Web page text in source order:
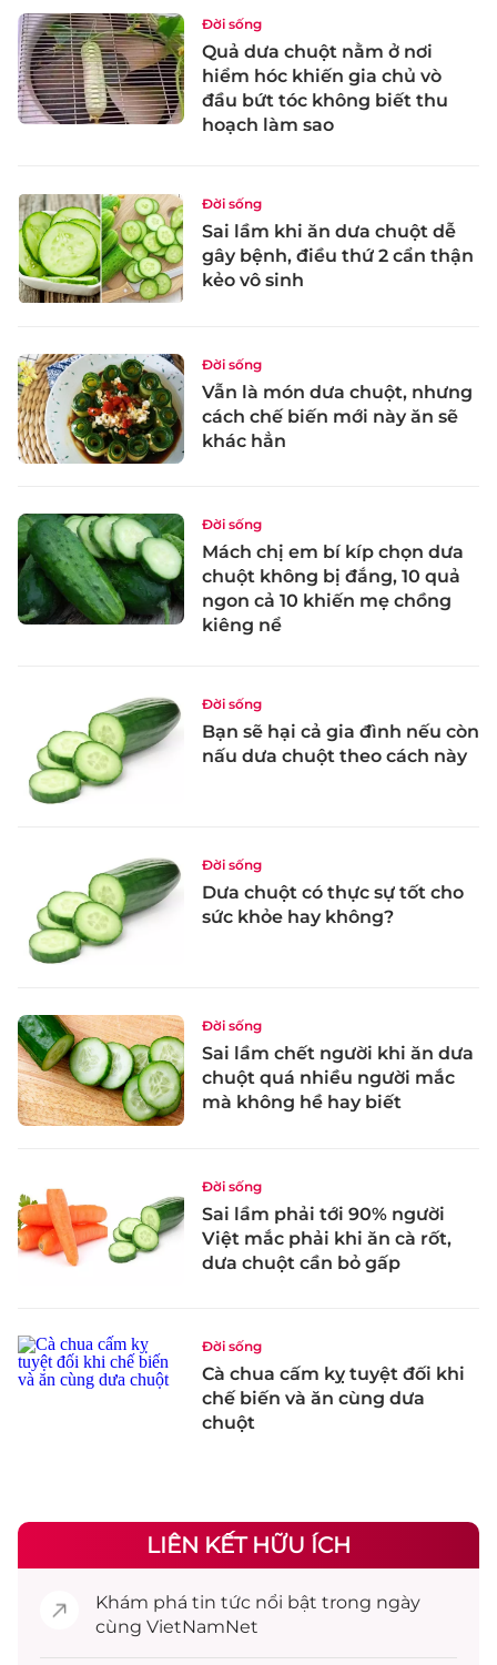
Đời sống
Quả dưa chuột nằm ở nơi
hiểm hóc khiến gia chủ vò
đầu bứt tóc không biết thu
hoạch làm sao
Đời sống
Sai lầm khi ăn dưa chuột dễ
gây bệnh, điều thứ 2 cẩn thận
kẻo vô sinh
Đời sống
Vẫn là món dưa chuột, nhưng
cách chế biến mới này ăn sẽ
khác hẳn
Đời sống
Mách chị em bí kíp chọn dưa
chuột không bị đắng, 10 quả
ngon cả 10 khiến mẹ chồng
kiêng nể
Đời sống
Bạn sẽ hại cả gia đình nếu còn
nấu dưa chuột theo cách này
Đời sống
Dưa chuột có thực sự tốt cho
sức khỏe hay không?
Đời sống
Sai lầm chết người khi ăn dưa
chuột quá nhiều người mắc
mà không hề hay biết
Đời sống
Sai lầm phải tới 90% người
Việt mắc phải khi ăn cà rốt,
dưa chuột cần bỏ gấp
Đời sống
Cà chua cấm kỵ tuyệt đối khi
chế biến và ăn cùng dưa
chuột
LIÊN KẾT HỮU ÍCH
Khám phá tin tức nổi bật trong ngày
cùng VietNamNet